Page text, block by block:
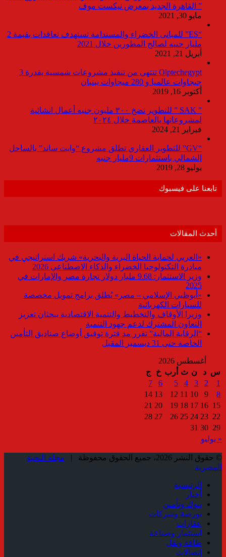
” القاهرة الجديد بمعرض نيكست موف
مايو 30, 2021
“ES” للمبانى الخضراء والمستدامة تستهدف تعاقدات بقيمة 2
مليار جنيه لصالح المطورين خلال 2021
أبريل 21, 2021
Olptechegypt تنتهي من تنفيذ مشروعات شمسية بقدرة 3
جيجاوات عالميا و 280 ميجاوات ببنبان
أكتوبر 16, 2019
” SAK ” للتطوير تضخ ٣٠٠ مليون جنيه أعمال انشائية
لمشروعاتها بالعاصمة خلال ٢٠٢٤
فبراير 21, 2024
“GV” للتطوير العقاري تطلق مشروع “وايت ساند” بالساحل
الشمالي باستثمارات 9مليار جنيه
يوليو 28, 2019
تابعنا على فيسبوك
أحدث المقالات
«العربي لحماية الحياة البرية والبحرية» شريك استراتيجي في
مبادرة التكنولوجيا الخضراء والذكاء الاصطناعي 2026
وزير الاستثمار: 9.68 مليار دولار تجارة مصر والإمارات في
2025
«أبوظبي الإسلامي – مصر» يُطلق برامج تمويل مخصصة
للسيارات الكهربائية
وزيرا الأوقاف والتخطيط والتنمية الاقتصادية يبحثان تعزيز
التعاون المشترك لدعم جهود التنمية
“الرقابة المالية” تقرر مد فترة توفيق أوضاع صناديق التأمين
الخاصة حتى 31 ديسمبر المقبل
أغسطس 2026
س د ن ث أرب خ
ج
1
2
3
4
5
6
7
8
9
10
11
12
13
14
15
16
17
18
19
20
21
22
23
24
25
26
27
28
29
30
31
« يوليو
© حقوق النشر 2026، جميع الحقوق محفوظة |
مجلة النخبة
المصرية
الرئيسية
أخبار
بنوك وتأمين
بورصة وشركات
عقارات
استثمار وصناعة
طاقة ونقل
إتصالات